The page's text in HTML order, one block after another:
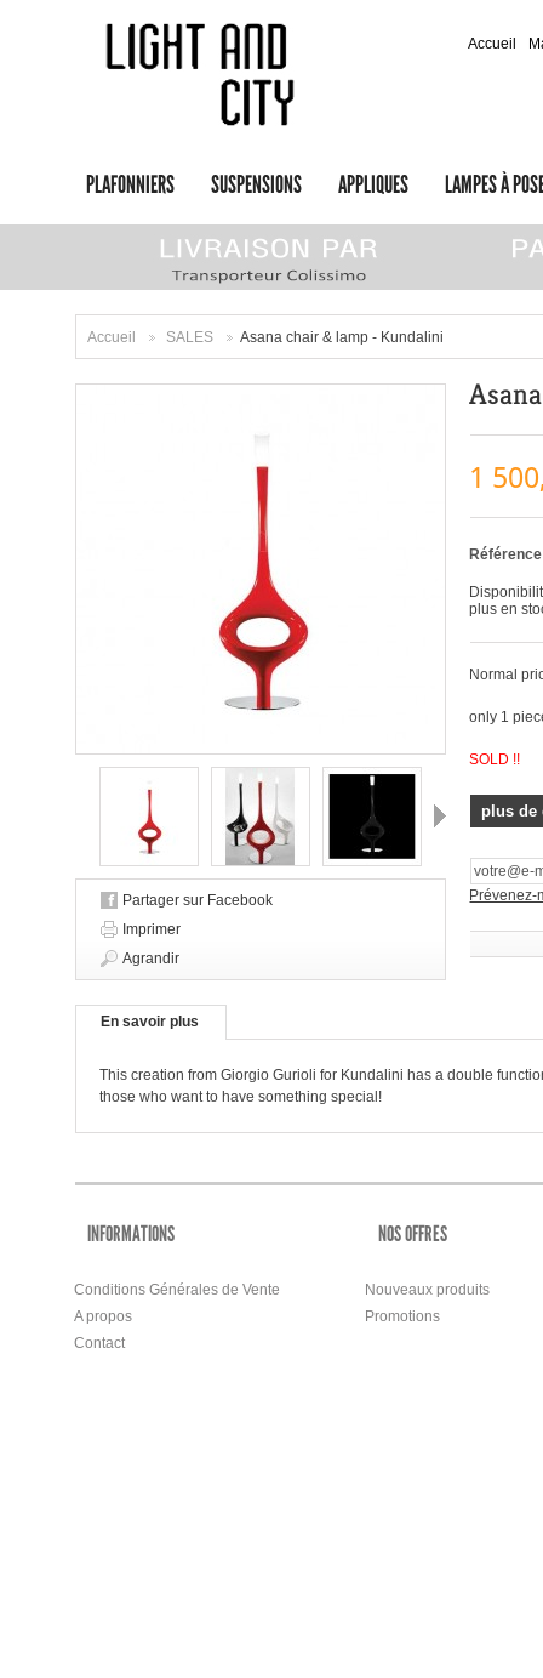
PLAFONNIERS SUSPENSIONS APPLIQUES LAMPES À
Accueil
Accueil SALES Asana chair & lamp - Kundalini
Suivant
Partager sur Facebook
Imprimer
Agrandir
1
plus en
Normal
only 1
SOLD !!
plus de
En savoir plus
This creation from Giorgio Gurioli for Kundalini has a double
those who want to have something special!
INFORMATIONS
Conditions Générales de Vente
A propos
Contact
NOS OFFRES
Nouveaux produits
Promotions